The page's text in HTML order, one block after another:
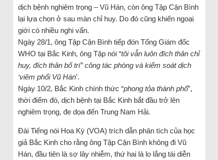
dịch bệnh nghiêm trọng – Vũ Hán, còn ông Tập Cận Bình
lại lựa chọn ở sau màn chỉ huy. Do đó cũng khiến ngoại
giới có nhiều nghi vấn.
Ngày 28/1, ông Tập Cận Bình tiếp đón Tổng Giám đốc
WHO tại Bắc Kinh, ông Tập nói “tôi vẫn luôn đích thân chỉ
huy, đích thân bố trí” công tác phòng và kiểm soát dịch
‘viêm phổi Vũ Hán’.
Ngày 10/2, Bắc Kinh chính thức “phong tỏa thành phố”,
thời điểm đó, dịch bệnh tại Bắc Kinh bắt đầu trở lên
nghiêm trọng, đe dọa đến Trung Nam Hải.
Đài Tiếng nói Hoa Kỳ (VOA) trích dẫn phân tích của học
giả Bắc Kinh cho rằng ông Tập Cận Bình không đi Vũ
Hán, đầu tiên là sợ lây nhiễm, thứ hai là lo lắng tái diễn